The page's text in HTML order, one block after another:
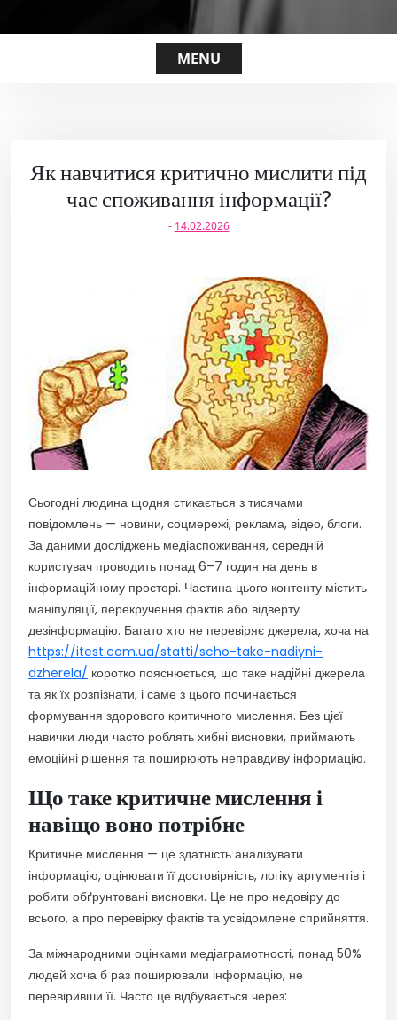
MENU
Як навчитися критично мислити під
час споживання інформації?
- 14.02.2026
Сьогодні людина щодня стикається з тисячами
повідомлень — новини, соцмережі, реклама, відео, блоги.
За даними досліджень медіаспоживання, середній
користувач проводить понад 6–7 годин на день в
інформаційному просторі. Частина цього контенту містить
маніпуляції, перекручення фактів або відверту
дезінформацію. Багато хто не перевіряє джерела, хоча на
https://itest.com.ua/statti/scho-take-nadiyni-
dzherela/ коротко пояснюється, що таке надійні джерела
та як їх розпізнати, і саме з цього починається
формування здорового критичного мислення. Без цієї
навички люди часто роблять хибні висновки, приймають
емоційні рішення та поширюють неправдиву інформацію.
Що таке критичне мислення і
навіщо воно потрібне
Критичне мислення — це здатність аналізувати
інформацію, оцінювати її достовірність, логіку аргументів і
робити обґрунтовані висновки. Це не про недовіру до
всього, а про перевірку фактів та усвідомлене сприйняття.
За міжнародними оцінками медіаграмотності, понад 50%
людей хоча б раз поширювали інформацію, не
перевіривши її. Часто це відбувається через: